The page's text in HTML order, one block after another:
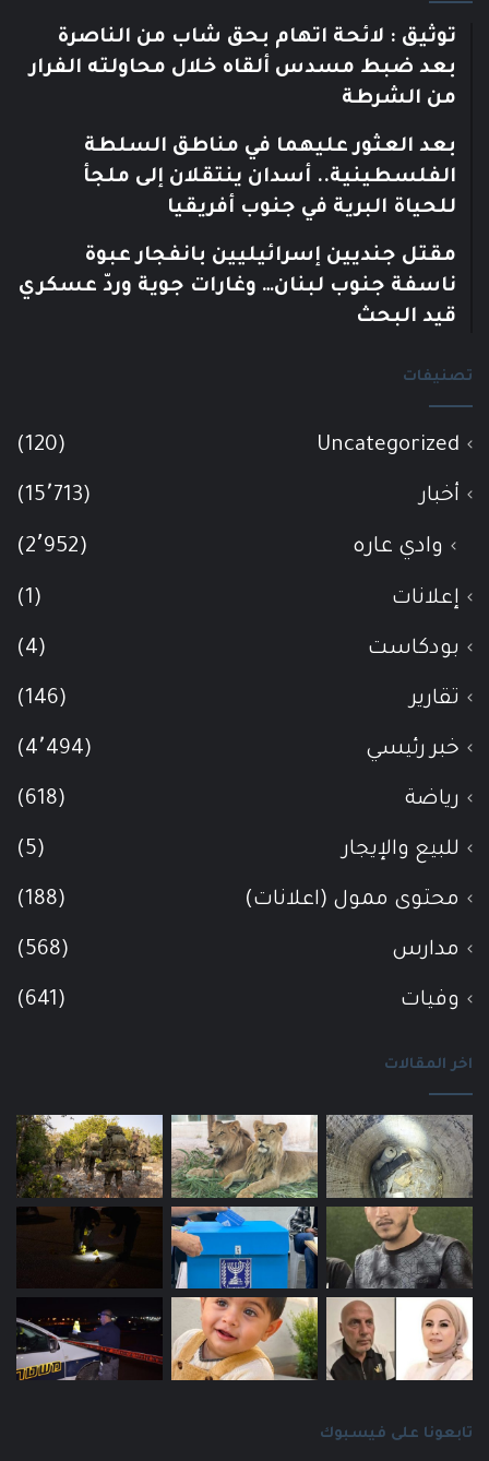
توثيق : لائحة اتهام بحق شاب من الناصرة
بعد ضبط مسدس ألقاه خلال محاولته الفرار
من الشرطة
بعد العثور عليهما في مناطق السلطة
الفلسطينية.. أسدان ينتقلان إلى ملجأ
للحياة البرية في جنوب أفريقيا
مقتل جنديين إسرائيليين بانفجار عبوة
ناسفة جنوب لبنان… وغارات جوية وردّ عسكري
قيد البحث
تصنيفات
Uncategorized
(120)
أخبار (15٬713)
وادي عاره (2٬952)
إعلانات (1)
بودكاست (4)
تقارير (146)
خبر رئيسي (4٬494)
رياضة (618)
للبيع والإيجار (5)
محتوى ممول (اعلانات) (188)
مدارس (568)
وفيات (641)
اخر المقالات
تابعونا على فيسبوك